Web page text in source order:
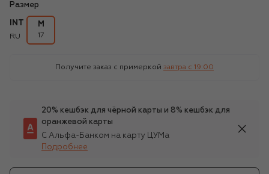
Размер
INT
RU
M
17
Получите заказ с примеркой завтра c 19:00
20% кешбэк для чёрной карты и 8% кешбэк для
оранжевой карты
С Альфа-Банком на карту ЦУМа
Подробнее